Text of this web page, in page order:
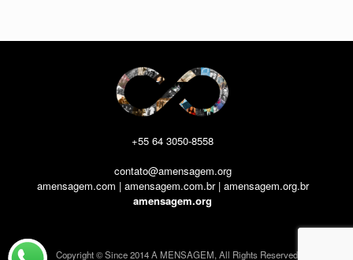
+55 64 3050-8558
contato@amensagem.org
amensagem.com | amensagem.com.br | amensagem.org.br
amensagem.org
Copyright © Since 2014 A MENSAGEM, All Rights Reserved